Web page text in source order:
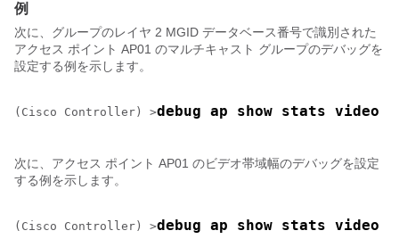
例
次に、グループのレイヤ 2 MGID データベース番号で識別された
アクセス ポイント AP01 のマルチキャスト グループのデバッグを
設定する例を示します。
(Cisco Controller) >debug ap show stats video
次に、アクセス ポイント AP01 のビデオ帯域幅のデバッグを設定
する例を示します。
(Cisco Controller) >debug ap show stats video